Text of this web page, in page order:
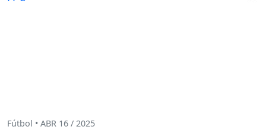
Fútbol • ABR 16 / 2025